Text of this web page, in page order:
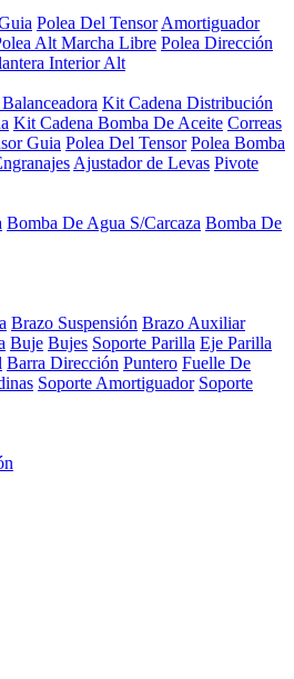
Polea Del Tensor Amortiguador
Alt Marcha Libre Polea Dirección
Interior Alt
Kit Cadena Distribución
Kit Cadena Bomba De Aceite Correas
Guia Polea Del Tensor Polea Bomba
Ajustador de Levas Pivote
Bomba De Agua S/Carcaza Bomba De
Brazo Suspensión Brazo Auxiliar
Buje Bujes Soporte Parilla Eje Parilla
Barra Dirección Puntero Fuelle De
Soporte Amortiguador Soporte